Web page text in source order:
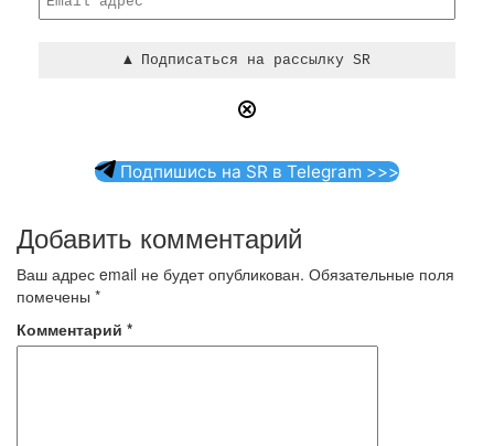
Подпишись на SR в Telegram >>>
Добавить комментарий
Ваш адрес email не будет опубликован. Обязательные поля
помечены *
Комментарий *